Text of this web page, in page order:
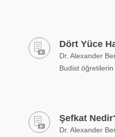
Dört Yüce
Dr. Alexander
Budist öğretilerin
Şefkat
Dr. Alexander